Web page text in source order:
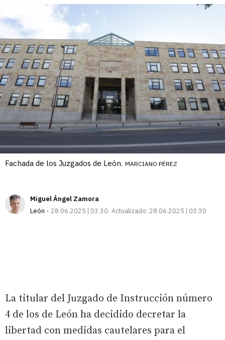
Fachada de los Juzgados de León. MARCIANO PÉREZ
Miguel Ángel Zamora
León
28.06.2025 | 03:30 Actualizado: 28.06.2025 | 03:30
La titular del Juzgado de Instrucción número
4 de los de León ha decidido decretar la
libertad con medidas cautelares para el